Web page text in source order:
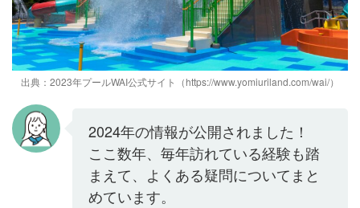
出典：2023年プールWAI公式サイト（https://www.yomiuriland.com/wai/）
2024年の情報が公開されました！
ここ数年、毎年訪れている経験も踏
まえて、よくある疑問についてまと
めています。